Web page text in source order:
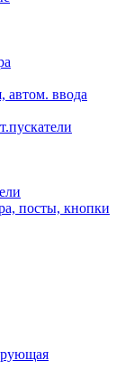
автом. ввода
посты, кнопки